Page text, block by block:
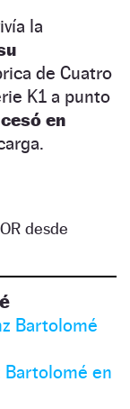
la
de Cuatro
K1 a punto
en
desde
Bartolomé
Bartolomé en